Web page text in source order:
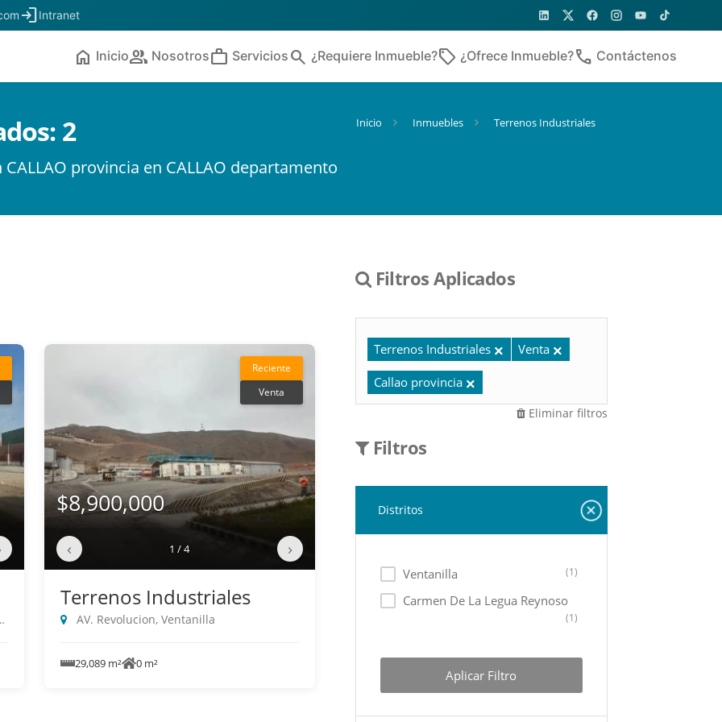
loginIntranet
home Iniciopeople Nosotroswork Servicios search ¿Requiere Inmueble?sell ¿Ofrece Inmueble?phone Contáctenos
2 Inicio Inmuebles Terrenos Industriales
provincia en CALLAO departamento
Reciente
Venta
$8,900,000
‹ 1 / 4 ›
Terrenos Industriales
AV. Revolucion, Ventanilla
29,089 m² 0 m²
Filtros Aplicados
Terrenos Industriales Venta
Callao provincia
Eliminar filtros
Filtros
Distritos
Ventanilla (1)
Carmen De La Legua Reynoso
(1)
Aplicar Filtro